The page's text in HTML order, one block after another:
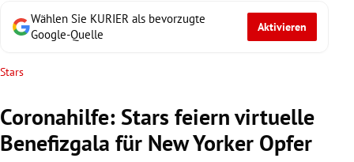
Wählen Sie KURIER als bevorzugte
Google-Quelle
Aktivieren
Stars
Coronahilfe: Stars feiern virtuelle
Benefizgala für New Yorker Opfer